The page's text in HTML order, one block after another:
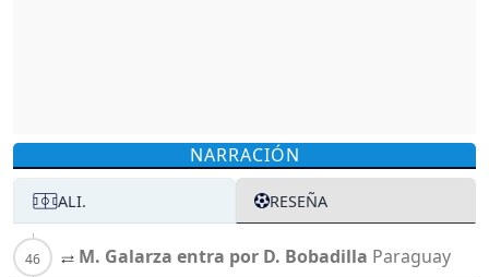
NARRACIÓN
ALI. RESEÑA
M. Galarza entra por D. Bobadilla Paraguay